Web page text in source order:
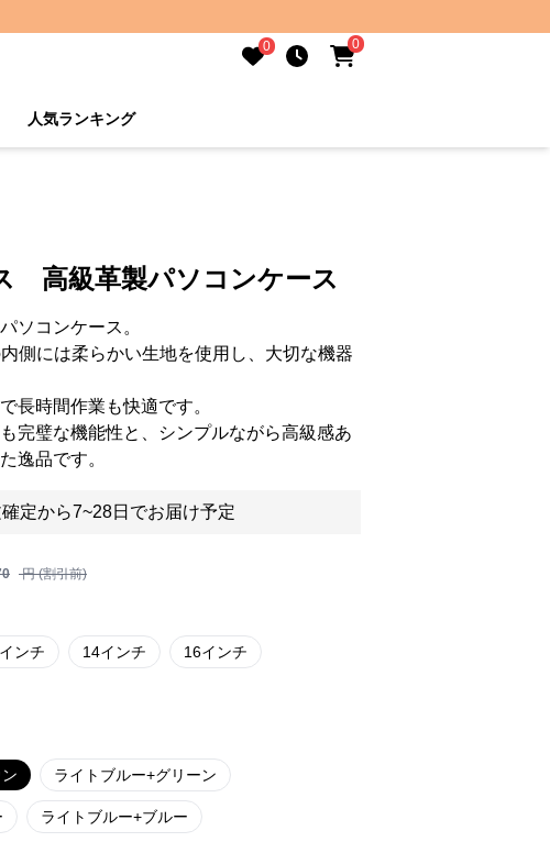
0 0
人気ランキング
高級革製パソコンケース
ソコンケース。
側には柔らかい生地を使用し、大切な機器
長時間作業も快適です。
完璧な機能性と、シンプルながら高級感あ
逸品です。
定から7~28日でお届け予定
円 (割引前)
ンチ 14インチ 16インチ
ライトブルー+グリーン
ライトブルー+ブルー